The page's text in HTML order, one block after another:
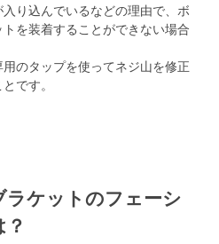
り込んでいるなどの理由で、ボ
トを装着することができない場合
用のタップを使ってネジ山を修正
です。
ラケットのフェーシ
？